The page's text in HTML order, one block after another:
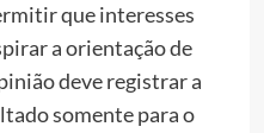
que interesses
a orientação de
deve registrar a
somente para o